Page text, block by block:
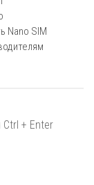
Nano SIM
+ Enter